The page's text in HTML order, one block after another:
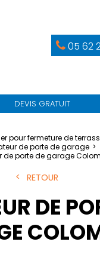
05 62
DEVIS GRATUIT
pour fermeture de
de porte de garage
de porte de garage
RETOUR
DE